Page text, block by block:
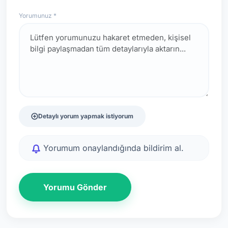
Yorumunuz *
Detaylı yorum yapmak istiyorum
Yorumum onaylandığında bildirim al.
Yorumu Gönder